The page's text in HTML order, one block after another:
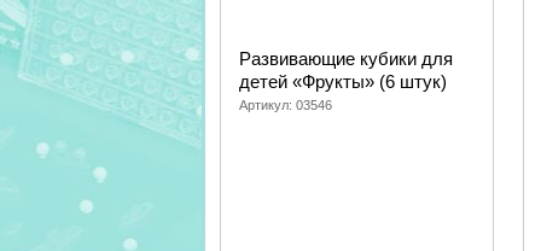
Развивающие кубики для
детей «Фрукты» (6 штук)
Артикул: 03546